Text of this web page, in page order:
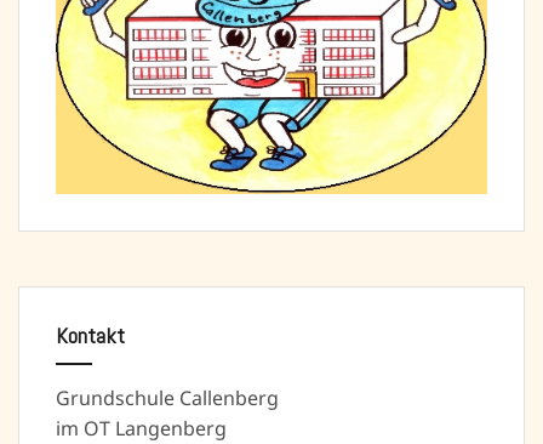
Kontakt
Grundschule Callenberg
im OT Langenberg